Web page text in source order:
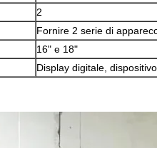
2
Fornire 2 serie di
16" e 18"
Display digitale,